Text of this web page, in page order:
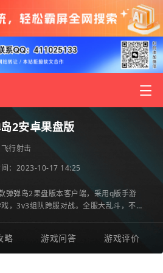
2安卓果盘版
飞行射击
：2023-10-17 14:25
弹弹岛2果盘版本客户端，采用q版手游
，3v3组队跨服对战。全服大乱斗，不同
略 游戏问答 游戏评价